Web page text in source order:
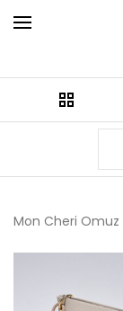
Mon Cheri Omuz